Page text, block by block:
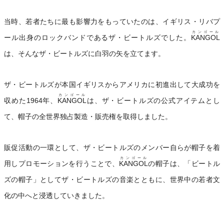
当時、若者たちに最も影響力をもっていたのは、イギリス・リバプ
ール出身のロックバンドであるザ・ビートルズでした。 KANGOL
カンゴール
は、そんなザ・ビートルズに白羽の矢を立てます。
ザ・ビートルズが本国イギリスからアメリカに初進出して大成功を
収めた1964年、 KANGOL
カンゴール
は、ザ・ビートルズの公式アイテムとし
て、帽子の全世界独占製造・販売権を取得しました。
販促活動の一環として、ザ・ビートルズのメンバー自らが帽子を着
用しプロモーションを行うことで、 KANGOL
カンゴール
の帽子は、「ビートル
ズの帽子」としてザ・ビートルズの音楽とともに、世界中の若者文
化の中へと浸透していきました。